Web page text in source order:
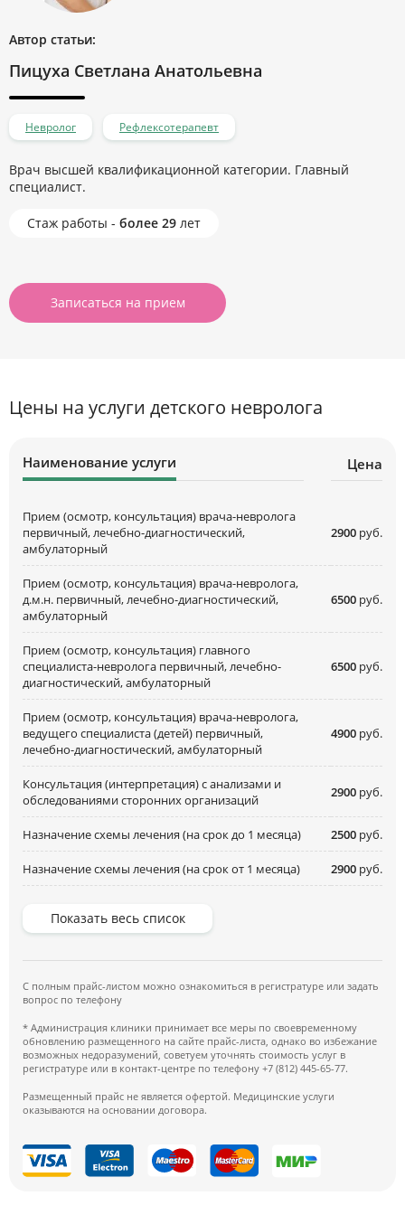
Автор статьи:
Пицуха Светлана Анатольевна
Невролог Рефлексотерапевт
Врач высшей квалификационной категории. Главный
специалист.
Стаж работы - более 29 лет
Записаться на прием
Цены на услуги детского невролога
Наименование услуги Цена
Прием (осмотр, консультация) врача-невролога
первичный, лечебно-диагностический,
амбулаторный
2900 руб.
Прием (осмотр, консультация) врача-невролога,
д.м.н. первичный, лечебно-диагностический,
амбулаторный
6500 руб.
Прием (осмотр, консультация) главного
специалиста-невролога первичный, лечебно-
диагностический, амбулаторный
6500 руб.
Прием (осмотр, консультация) врача-невролога,
ведущего специалиста (детей) первичный,
лечебно-диагностический, амбулаторный
4900 руб.
Консультация (интерпретация) с анализами и
обследованиями сторонних организаций
2900 руб.
Назначение схемы лечения (на срок до 1 месяца) 2500 руб.
Назначение схемы лечения (на срок от 1 месяца) 2900 руб.
Показать весь список
С полным прайс-листом можно ознакомиться в регистратуре или задать
вопрос по телефону
* Администрация клиники принимает все меры по своевременному
обновлению размещенного на сайте прайс-листа, однако во избежание
возможных недоразумений, советуем уточнять стоимость услуг в
регистратуре или в контакт-центре по телефону +7 (812) 445-65-77.
Размещенный прайс не является офертой. Медицинские услуги
оказываются на основании договора.